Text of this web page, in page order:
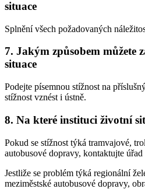
situace
Splnění všech požadovaných
7. Jakým způsobem můžete
situace
Podejte písemnou stížnost na
stížnost vznést i ústně.
8. Na které instituci životní
Pokud se stížnost týká tramvajové,
autobusové dopravy, kontaktujte úřad
Jestliže se problém týká regionální
meziměstské autobusové dopravy,